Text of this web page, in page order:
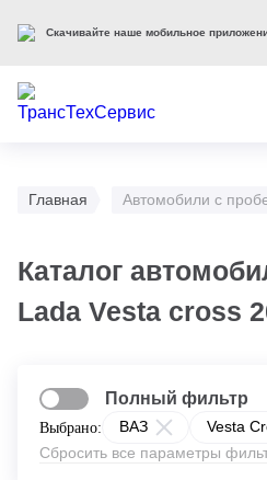
Главная Автомобили с
Каталог
Lada Vesta cross
Выбрано: ВАЗ Vesta
Сбросить все параметры
Полный фильтр
Скачивайте наше мобильное